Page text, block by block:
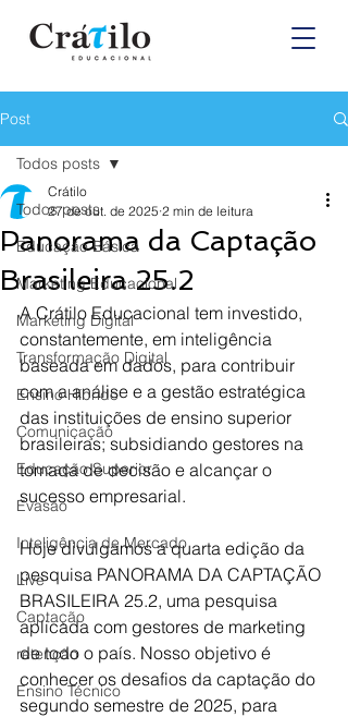
Post
Todos posts
Educação Básica
Marketing Educacional
Marketing Digital
Transformação Digital
Ensino Híbrido
Comunicação
Educação Superior
Evasão
Inteligência de Mercado
Live
Captação
retenção
Ensino Técnico
Todos posts
Panorama da Captação
Brasileira 25.2
Crátilo
27 de out. de 2025 2 min de leitura
A Crátilo Educacional tem investido,
constantemente, em inteligência
baseada em dados, para contribuir
com a análise e a gestão estratégica
das instituições de ensino superior
brasileiras; subsidiando gestores na
tomada de decisão e alcançar o
sucesso empresarial.
Hoje divulgamos a quarta edição da
pesquisa PANORAMA DA CAPTAÇÃO
BRASILEIRA 25.2, uma pesquisa
aplicada com gestores de marketing
de todo o país. Nosso objetivo é
conhecer os desafios da captação do
segundo semestre de 2025, para